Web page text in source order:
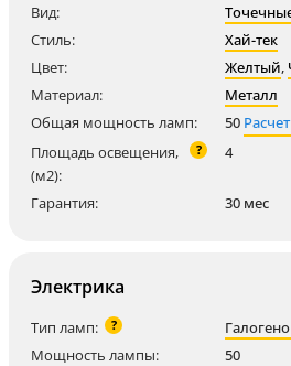
Вид:
Стиль:
Хай-тек
Цвет:
Желтый,
Материал:
Металл
Общая мощность ламп:
50
Площадь освещения,
(м2):
? 4
Гарантия: 30 мес
Электрика
Тип ламп: ?
Мощность лампы:
50